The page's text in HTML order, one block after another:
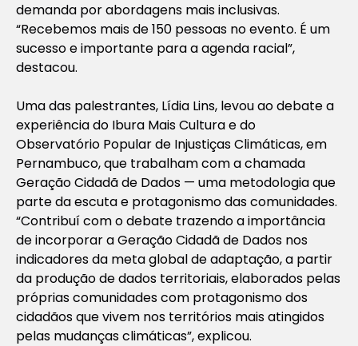
demanda por abordagens mais inclusivas.
“Recebemos mais de 150 pessoas no evento. É um
sucesso e importante para a agenda racial”,
destacou.
Uma das palestrantes, Lídia Lins, levou ao debate a
experiência do Ibura Mais Cultura e do
Observatório Popular de Injustiças Climáticas, em
Pernambuco, que trabalham com a chamada
Geração Cidadã de Dados — uma metodologia que
parte da escuta e protagonismo das comunidades.
“Contribuí com o debate trazendo a importância
de incorporar a Geração Cidadã de Dados nos
indicadores da meta global de adaptação, a partir
da produção de dados territoriais, elaborados pelas
próprias comunidades com protagonismo dos
cidadãos que vivem nos territórios mais atingidos
pelas mudanças climáticas”, explicou.